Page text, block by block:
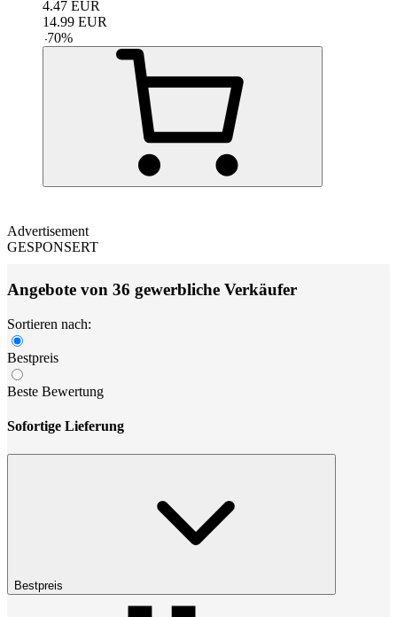
4.47 EUR
14.99 EUR
-70%
Advertisement
GESPONSERT
Angebote von 36 gewerbliche Verkäufer
Sortieren nach:
Bestpreis
Beste Bewertung
Sofortige Lieferung
Bestpreis